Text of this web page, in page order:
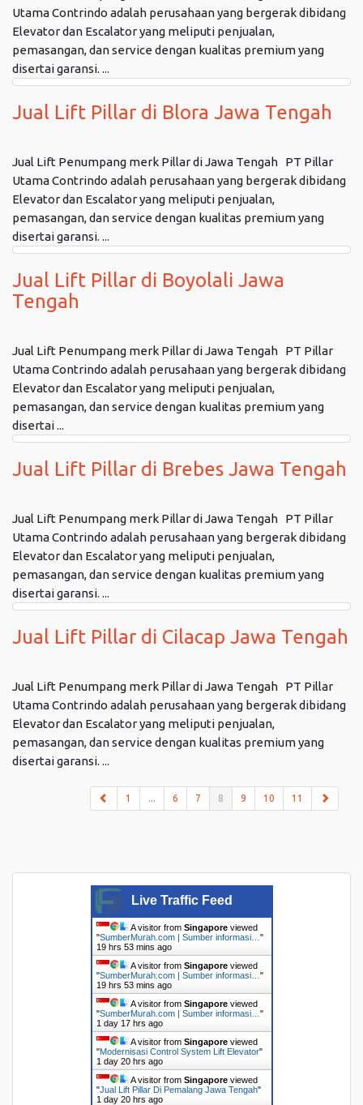
Utama Contrindo adalah perusahaan yang bergerak dibidang
Elevator dan Escalator yang meliputi penjualan,
pemasangan, dan service dengan kualitas premium yang
disertai garansi. ...
Jual Lift Pillar di Blora Jawa Tengah
Jual Lift Penumpang merk Pillar di Jawa Tengah PT Pillar
Utama Contrindo adalah perusahaan yang bergerak dibidang
Elevator dan Escalator yang meliputi penjualan,
pemasangan, dan service dengan kualitas premium yang
disertai garansi. ...
Jual Lift Pillar di Boyolali Jawa
Tengah
Jual Lift Penumpang merk Pillar di Jawa Tengah PT Pillar
Utama Contrindo adalah perusahaan yang bergerak dibidang
Elevator dan Escalator yang meliputi penjualan,
pemasangan, dan service dengan kualitas premium yang
disertai ...
Jual Lift Pillar di Brebes Jawa Tengah
Jual Lift Penumpang merk Pillar di Jawa Tengah PT Pillar
Utama Contrindo adalah perusahaan yang bergerak dibidang
Elevator dan Escalator yang meliputi penjualan,
pemasangan, dan service dengan kualitas premium yang
disertai garansi. ...
Jual Lift Pillar di Cilacap Jawa Tengah
Jual Lift Penumpang merk Pillar di Jawa Tengah PT Pillar
Utama Contrindo adalah perusahaan yang bergerak dibidang
Elevator dan Escalator yang meliputi penjualan,
pemasangan, dan service dengan kualitas premium yang
disertai garansi. ...
1 ... 6 7 8 (current)
9 10 11
Live Traffic Feed
A visitor from Singaporeviewed
"SumberMurah.com | Sumber informasi… "
19 hrs 53 mins ago
A visitor from Singaporeviewed
"SumberMurah.com | Sumber informasi… "
19 hrs 53 mins ago
A visitor from Singaporeviewed
"SumberMurah.com | Sumber informasi… "
1 day 17 hrs ago
A visitor from Singaporeviewed
"Modernisasi Control System Lift Elevator"
1 day 20 hrs ago
A visitor from Singaporeviewed
"Jual Lift Pillar Di Pemalang Jawa Tengah"
1 day 20 hrs ago